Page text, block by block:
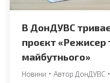
В ДонДУВС
проєкт «Режисер
майбутнього»
Новини Автор ДонДУВС